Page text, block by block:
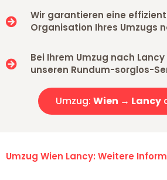
Wir garantieren eine
Organisation Ihres Umzugs
Bei Ihrem Umzug nach
unseren Rundum-sorglos-
Umzug: Wien → Lancy
Umzug Wien Lancy: Weitere